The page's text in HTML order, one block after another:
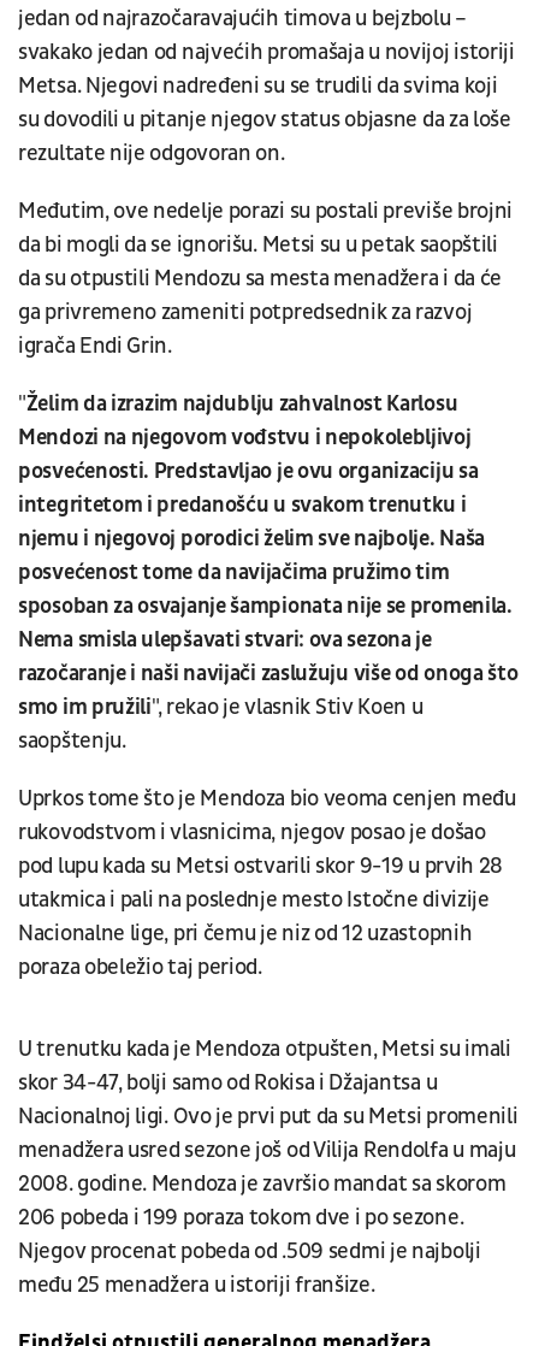
jedan od najrazočaravajućih timova u bejzbolu –
svakako jedan od najvećih promašaja u novijoj istoriji
Metsa. Njegovi nadređeni su se trudili da svima koji
su dovodili u pitanje njegov status objasne da za loše
rezultate nije odgovoran on.
Međutim, ove nedelje porazi su postali previše brojni
da bi mogli da se ignorišu. Metsi su u petak saopštili
da su otpustili Mendozu sa mesta menadžera i da će
ga privremeno zameniti potpredsednik za razvoj
igrača Endi Grin.
"Želim da izrazim najdublju zahvalnost Karlosu
Mendozi na njegovom vođstvu i nepokolebljivoj
posvećenosti. Predstavljao je ovu organizaciju sa
integritetom i predanošću u svakom trenutku i
njemu i njegovoj porodici želim sve najbolje. Naša
posvećenost tome da navijačima pružimo tim
sposoban za osvajanje šampionata nije se promenila.
Nema smisla ulepšavati stvari: ova sezona je
razočaranje i naši navijači zaslužuju više od onoga što
smo im pružili", rekao je vlasnik Stiv Koen u
saopštenju.
Uprkos tome što je Mendoza bio veoma cenjen među
rukovodstvom i vlasnicima, njegov posao je došao
pod lupu kada su Metsi ostvarili skor 9-19 u prvih 28
utakmica i pali na poslednje mesto Istočne divizije
Nacionalne lige, pri čemu je niz od 12 uzastopnih
poraza obeležio taj period.
U trenutku kada je Mendoza otpušten, Metsi su imali
skor 34-47, bolji samo od Rokisa i Džajantsa u
Nacionalnoj ligi. Ovo je prvi put da su Metsi promenili
menadžera usred sezone još od Vilija Rendolfa u maju
2008. godine. Mendoza je završio mandat sa skorom
206 pobeda i 199 poraza tokom dve i po sezone.
Njegov procenat pobeda od .509 sedmi je najbolji
među 25 menadžera u istoriji franšize.